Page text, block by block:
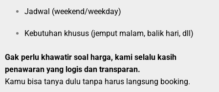
Jadwal (weekend/weekday)
Kebutuhan khusus (jemput malam, balik hari, dll)
Gak perlu khawatir soal harga, kami selalu kasih
penawaran yang logis dan transparan.
Kamu bisa tanya dulu tanpa harus langsung booking.